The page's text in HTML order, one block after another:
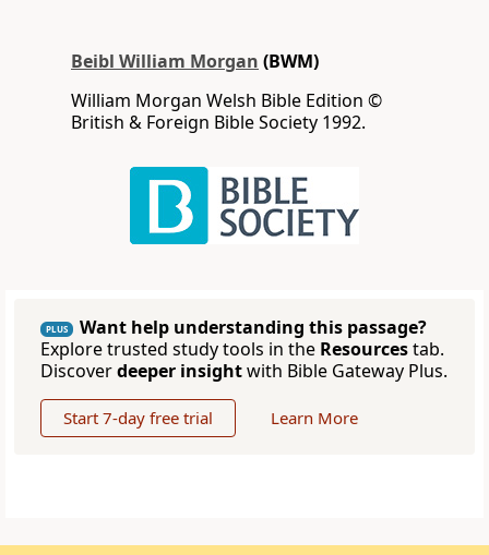
Beibl William Morgan (BWM)
William Morgan Welsh Bible Edition ©
British & Foreign Bible Society 1992.
PLUS
Want help understanding this passage?
Explore trusted study tools in the Resourcestab.
Discoverdeeper insightwith Bible Gateway Plus.
Start 7-day free trial Learn More